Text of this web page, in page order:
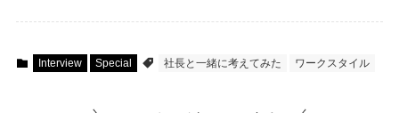
Interview Special 社長と一緒に考えてみた ワークスタイル